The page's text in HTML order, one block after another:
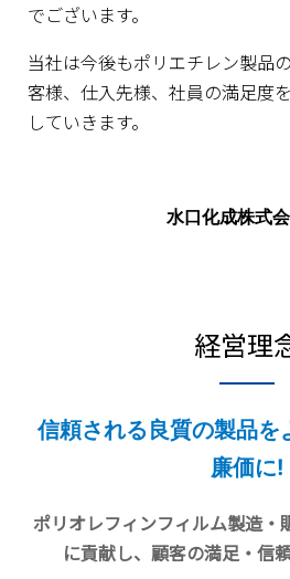
でございます。
当社は今後もポリエチレン製品
客様、仕入先様、社員の満足度
していきます。
水口化成株式
経営理
信頼される良質の製品を
廉価に!
ポリオレフィンフィルム製造・
に貢献し、顧客の満足・信